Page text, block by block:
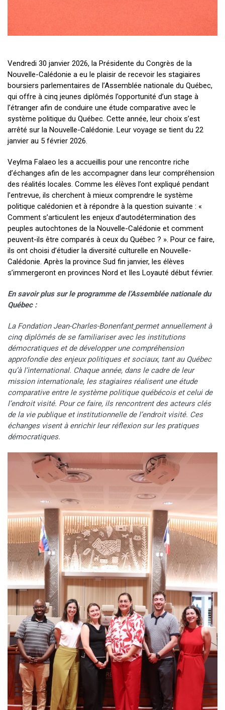
Vendredi 30 janvier 2026, la Présidente du Congrès de la
Nouvelle-Calédonie a eu le plaisir de recevoir les stagiaires
boursiers parlementaires de l’Assemblée nationale du Québec,
qui offre à cinq jeunes diplômés l’opportunité d’un stage à
l’étranger afin de conduire une étude comparative avec le
système politique du Québec. Cette année, leur choix s’est
arrêté sur la Nouvelle-Calédonie. Leur voyage se tient du 22
janvier au 5 février 2026.
Veylma Falaeo les a accueillis pour une rencontre riche
d’échanges afin de les accompagner dans leur compréhension
des réalités locales. Comme les élèves l’ont expliqué pendant
l’entrevue, ils cherchent à mieux comprendre le système
politique calédonien et à répondre à la question suivante : «
Comment s’articulent les enjeux d’autodétermination des
peuples autochtones de la Nouvelle-Calédonie et comment
peuvent-ils être comparés à ceux du Québec ? ». Pour ce faire,
ils ont choisi d’étudier la diversité culturelle en Nouvelle-
Calédonie. Après la province Sud fin janvier, les élèves
s’immergeront en provinces Nord et Iles Loyauté début février.
En savoir plus sur le programme de l’Assemblée nationale du
Québec :
La Fondation Jean-Charles-Bonenfant permet annuellement à
cinq diplômés de se familiariser avec les institutions
démocratiques et de développer une compréhension
approfondie des enjeux politiques et sociaux, tant au Québec
qu’à l’international. Chaque année, dans le cadre de leur
mission internationale, les stagiaires réalisent une étude
comparative entre le système politique québécois et celui de
l’endroit visité. Pour ce faire, ils rencontrent des acteurs clés
de la vie publique et institutionnelle de l’endroit visité. Ces
échanges visent à enrichir leur réflexion sur les pratiques
démocratiques.